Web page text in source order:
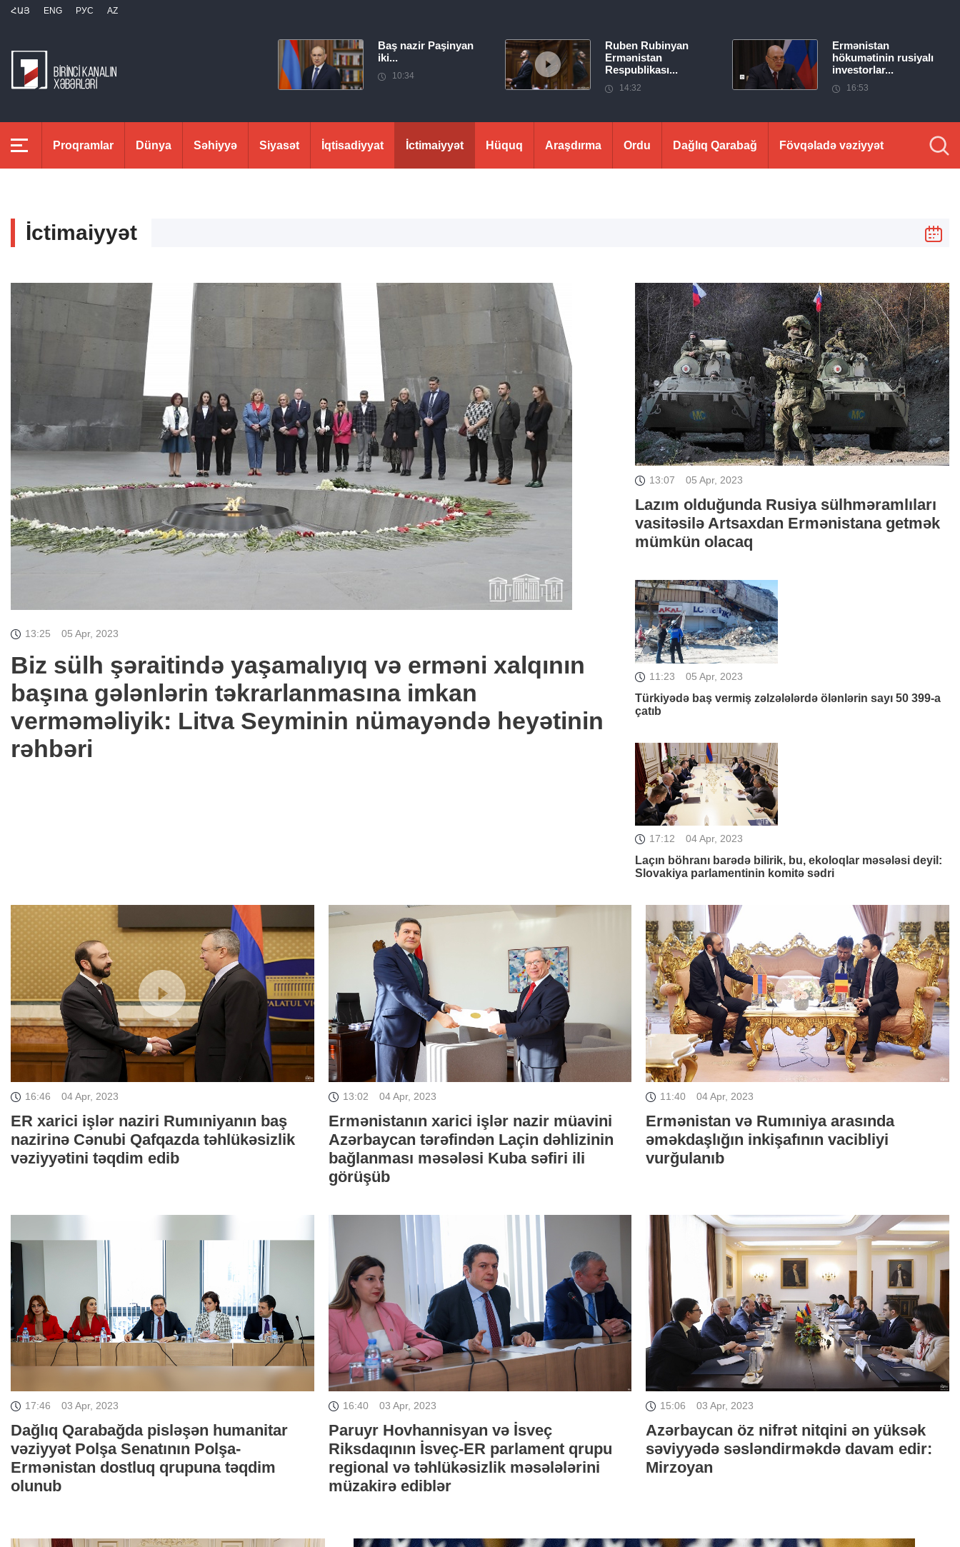
ՀԱՅ ENG РУС AZ
Baş nazir Paşinyan
iki...
10:34
Ruben Rubinyan
Ermənistan
Respublikası...
14:32
Ermənistan
hökumətinin rusiyalı
investorlar...
16:53
Proqramlar Dünya Səhiyyə Siyasət İqtisadiyyat İctimaiyyət Hüquq Araşdırma Ordu Dağlıq Qarabağ Fövqəladə vəziyyət
İctimaiyyət
13:25 05 Apr, 2023
Biz sülh şəraitində yaşamalıyıq və erməni xalqının
başına gələnlərin təkrarlanmasına imkan
verməməliyik: Litva Seyminin nümayəndə heyətinin
rəhbəri
13:07 05 Apr, 2023
Lazım olduğunda Rusiya sülhməramlıları
vasitəsilə Artsaxdan Ermənistana getmək
mümkün olacaq
11:23 05 Apr, 2023
Türkiyədə baş vermiş zəlzələlərdə ölənlərin sayı 50 399-a
çatıb
17:12 04 Apr, 2023
Laçın böhranı barədə bilirik, bu, ekoloqlar məsələsi deyil:
Slovakiya parlamentinin komitə sədri
16:46 04 Apr, 2023
ER xarici işlər naziri Rumıniyanın baş
nazirinə Cənubi Qafqazda təhlükəsizlik
vəziyyətini təqdim edib
13:02 04 Apr, 2023
Ermənistanın xarici işlər nazir müavini
Azərbaycan tərəfindən Laçin dəhlizinin
bağlanması məsələsi Kuba səfiri ili
görüşüb
11:40 04 Apr, 2023
Ermənistan və Rumıniya arasında
əməkdaşlığın inkişafının vacibliyi
vurğulanıb
17:46 03 Apr, 2023
Dağlıq Qarabağda pisləşən humanitar
vəziyyət Polşa Senatının Polşa-
Ermənistan dostluq qrupuna təqdim
olunub
16:40 03 Apr, 2023
Paruyr Hovhannisyan və İsveç
Riksdaqının İsveç-ER parlament qrupu
regional və təhlükəsizlik məsələlərini
müzakirə ediblər
15:06 03 Apr, 2023
Azərbaycan öz nifrət nitqini ən yüksək
səviyyədə səsləndirməkdə davam edir:
Mirzoyan